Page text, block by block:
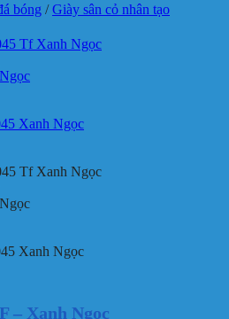
bóng / Giày sân cỏ nhân tạo
– Xanh Ngọc